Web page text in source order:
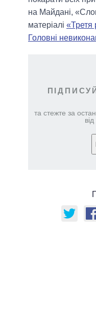
на Майдані,
матеріалі «Третя
Головні
та стежте за